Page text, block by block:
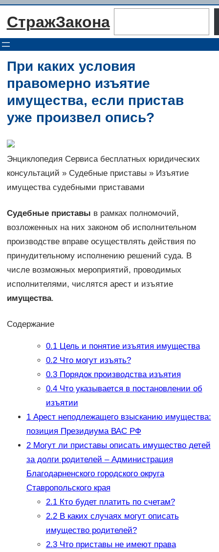
Перейти
СтражЗакона
При каких условия
правомерно изъятие
имущества, если пристав
уже произвел опись?
Энциклопедия Сервиса бесплатных юридических
консультаций » Судебные приставы » Изъятие
имущества судебными приставами
Судебные приставы в рамках полномочий,
возложенных на них законом об исполнительном
производстве вправе осуществлять действия по
принудительному исполнению решений суда. В
числе возможных мероприятий, проводимых
исполнителями, числятся арест и изъятие
имущества.
Содержание
0.1Цель и понятие изъятия имущества
0.2Что могут изъять?
0.3Порядок производства изъятия
0.4Что указывается в постановлении об
изъятии
1Арест неподлежащего взысканию имущества:
позиция Президиума ВАС РФ
2Могут ли приставы описать имущество детей
за долги родителей – Администрация
Благодарненского городского округа
Ставропольского края
2.1Кто будет платить по счетам?
2.2В каких случаях могут описать
имущество родителей?
2.3Что приставы не имеют права